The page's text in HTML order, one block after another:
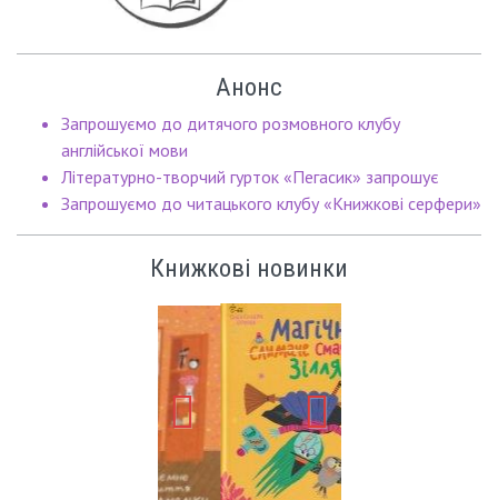
Анонс
Запрошуємо до дитячого розмовного клубу
англійської мови
Літературно-творчий гурток «Пегасик» запрошує
Запрошуємо до читацького клубу «Книжкові серфери»
Книжкові новинки